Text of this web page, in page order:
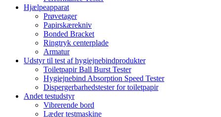
Hjælpeapparat
Prøvetager
Papirskærekniv
Bonded Bracket
Ringtryk centerplade
Armatur
Udstyr til test af hygiejnebindprodukter
Toiletpapir Ball Burst Tester
Hygiejnebind Absorption Speed ​​Tester
Dispergerbarhedstester for toiletpapir
Andet testudstyr
Vibrerende bord
Læder testmaskine